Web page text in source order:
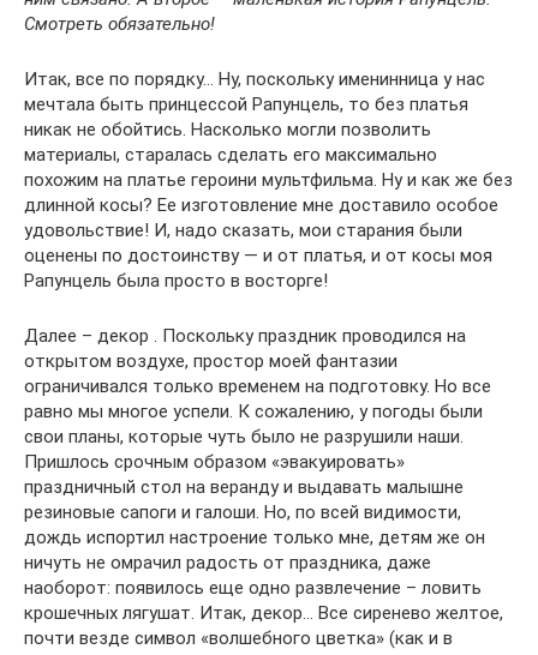
Смотреть обязательно!
Итак, все по порядку… Ну, поскольку именинница у нас
мечтала быть принцессой Рапунцель, то без платья
никак не обойтись. Насколько могли позволить
материалы, старалась сделать его максимально
похожим на платье героини мультфильма. Ну и как же без
длинной косы? Ее изготовление мне доставило особое
удовольствие! И, надо сказать, мои старания были
оценены по достоинству — и от платья, и от косы моя
Рапунцель была просто в восторге!
Далее – декор . Поскольку праздник проводился на
открытом воздухе, простор моей фантазии
ограничивался только временем на подготовку. Но все
равно мы многое успели. К сожалению, у погоды были
свои планы, которые чуть было не разрушили наши.
Пришлось срочным образом «эвакуировать»
праздничный стол на веранду и выдавать малышне
резиновые сапоги и галоши. Но, по всей видимости,
дождь испортил настроение только мне, детям же он
ничуть не омрачил радость от праздника, даже
наоборот: появилось еще одно развлечение – ловить
крошечных лягушат. Итак, декор… Все сиренево желтое,
почти везде символ «волшебного цветка» (как и в